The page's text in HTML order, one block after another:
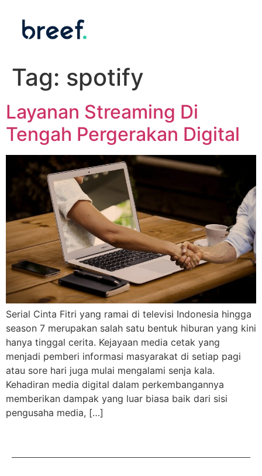
Tag: spotify
Layanan Streaming Di
Tengah Pergerakan Digital
Serial Cinta Fitri yang ramai di televisi Indonesia hingga
season 7 merupakan salah satu bentuk hiburan yang kini
hanya tinggal cerita. Kejayaan media cetak yang
menjadi pemberi informasi masyarakat di setiap pagi
atau sore hari juga mulai mengalami senja kala.
Kehadiran media digital dalam perkembangannya
memberikan dampak yang luar biasa baik dari sisi
pengusaha media, […]